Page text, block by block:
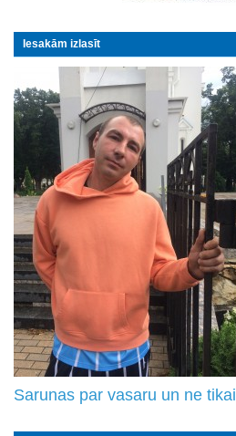
Iesakām izlasīt
Sarunas par vasaru un ne tikai